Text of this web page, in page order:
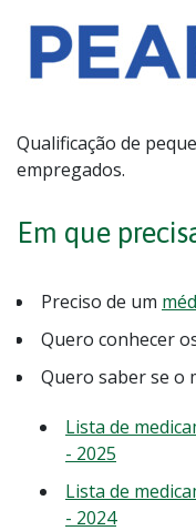
Qualificação de
empregados.
Em que
Preciso de um
Quero conhecer
Quero saber se o
Lista de
- 2025
Lista de
- 2024